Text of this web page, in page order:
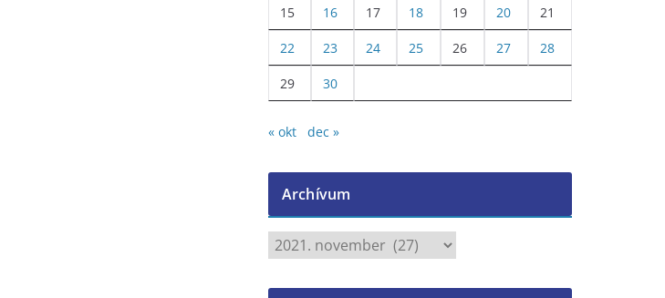
15 16 17 18 19 20 21
22 23 24 25 26 27 28
29 30
« okt dec »
Archívum
c